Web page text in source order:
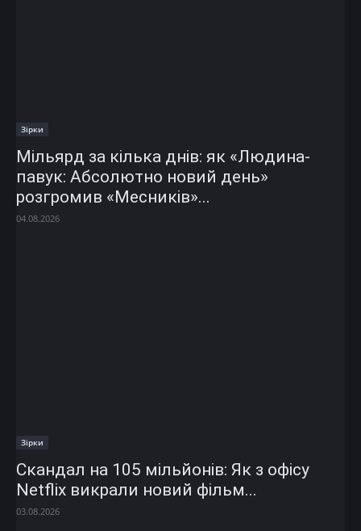
Зірки
Мільярд за кілька днів: як «Людина-
павук: Абсолютно новий день»
розгромив «Месників»...
04.08.2026
Зірки
Скандал на 105 мільйонів: Як з офісу
Netflix викрали новий фільм...
03.08.2026